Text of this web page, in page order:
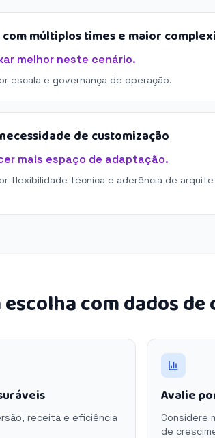
múltiplos times e maior
melhor neste cenário.
escala e governança de operação.
de customização
mais espaço de adaptação.
flexibilidade técnica e aderência de
com dados
receita e eficiência
Avalie
Considere
de